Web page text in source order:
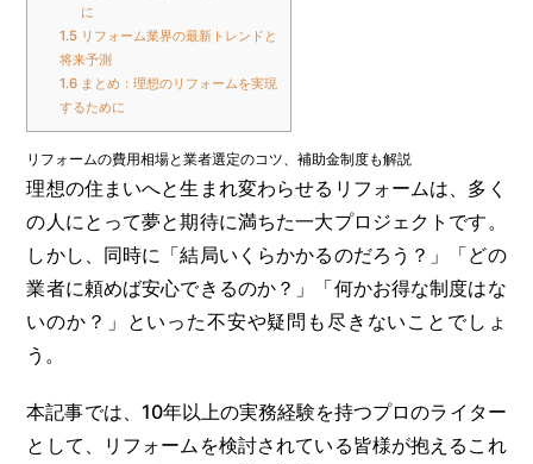
に
1.5 リフォーム業界の最新トレンドと
将来予測
1.6 まとめ：理想のリフォームを実現
するために
リフォームの費用相場と業者選定のコツ、補助金制度も解説
理想の住まいへと生まれ変わらせるリフォームは、多く
の人にとって夢と期待に満ちた一大プロジェクトです。
しかし、同時に「結局いくらかかるのだろう？」「どの
業者に頼めば安心できるのか？」「何かお得な制度はな
いのか？」といった不安や疑問も尽きないことでしょ
う。
本記事では、10年以上の実務経験を持つプロのライター
として、リフォームを検討されている皆様が抱えるこれ